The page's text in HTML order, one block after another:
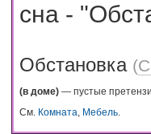
сна -
Обстановка (
(в доме) — пустые
См. Комната Мебель